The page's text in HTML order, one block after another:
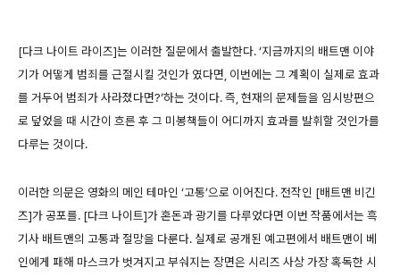
[다크 나이트 라이즈]는 이러한 질문에서 출발한다. ‘지금까지의 배트맨 이야
기가 어떻게 범죄를 근절시킬 것인가 였다면, 이번에는 그 계획이 실제로 효과
를 거두어 범죄가 사라졌다면?’하는 것이다. 즉, 현재의 문제들을 임시방편으
로 덮었을 때 시간이 흐른 후 그 미봉책들이 어디까지 효과를 발휘할 것인가를
다루는 것이다.
이러한 의문은 영화의 메인 테마인 ‘고통’으로 이어진다. 전작인 [배트맨 비긴
즈]가 공포를. [다크 나이트]가 혼돈과 광기를 다루었다면 이번 작품에서는 흑
기사 배트맨의 고통과 절망을 다룬다. 실제로 공개된 예고편에서 배트맨이 베
인에게 패해 마스크가 벗겨지고 부숴지는 장면은 시리즈 사상 가장 혹독한 시